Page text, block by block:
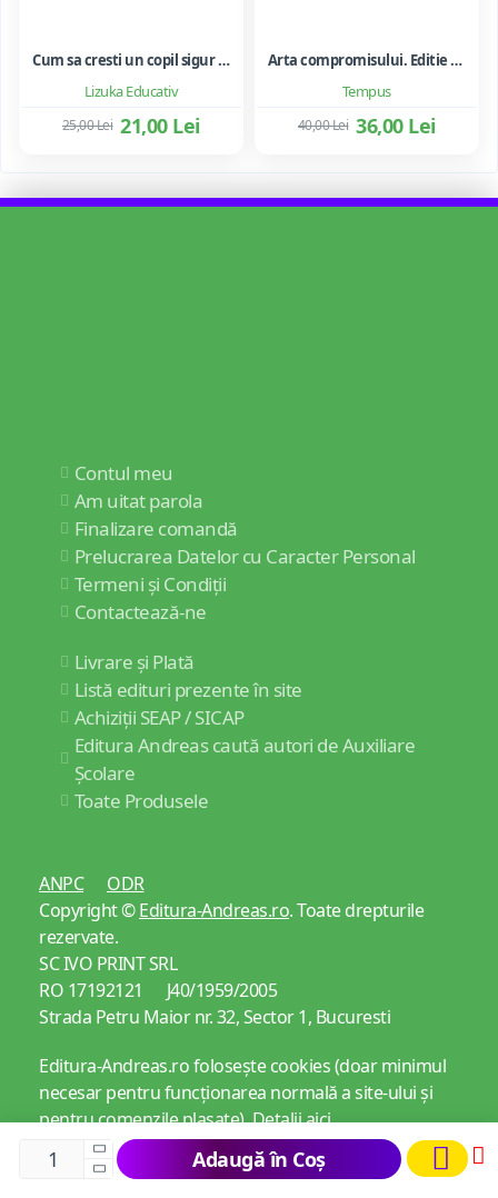
Adaugă în Coș
Lizuka Educativ
Cum sa cresti un copil sigur de sine ... si sa-i consolidezi autostima
21,00 Lei
25,00 Lei
Tempus
Arta compromisului. Editie ne varietur - Ileana Vulpescu
36,00 Lei
40,00 Lei
Contul meu
Am uitat parola
Finalizare comandă
Prelucrarea Datelor cu Caracter Personal
Termeni și Condiții
Contactează-ne
Livrare și Plată
Listă edituri prezente în site
Achiziții SEAP / SICAP
Editura Andreas caută autori de Auxiliare
Școlare
Toate Produsele
ANPC
ODR
Copyright ©Editura-Andreas.ro. Toate drepturile
rezervate.
SC IVO PRINT SRL
RO 17192121 J40/1959/2005
Strada Petru Maior nr. 32, Sector 1, Bucuresti
Editura-Andreas.ro folosește cookies (doar minimul
necesar pentru funcționarea normală a site-ului și
pentru comenzile plasate).Detalii aici